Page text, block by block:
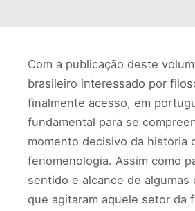
Com a publicação deste
brasileiro interessado por
finalmente acesso, em
fundamental para se
momento decisivo da história
fenomenologia. Assim como
sentido e alcance de algumas
que agitaram aquele setor da